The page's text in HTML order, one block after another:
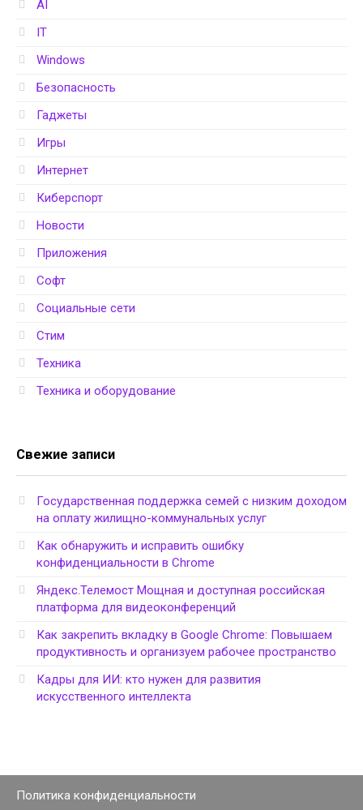
AI
IT
Windows
Безопасность
Гаджеты
Игры
Интернет
Киберспорт
Новости
Приложения
Софт
Социальные сети
Стим
Техника
Техника и оборудование
Свежие записи
Государственная поддержка семей с низким доходом
на оплату жилищно-коммунальных услуг
Как обнаружить и исправить ошибку
конфиденциальности в Chrome
Яндекс.Телемост Мощная и доступная российская
платформа для видеоконференций
Как закрепить вкладку в Google Chrome: Повышаем
продуктивность и организуем рабочее пространство
Кадры для ИИ: кто нужен для развития
искусственного интеллекта
Политика конфиденциальности